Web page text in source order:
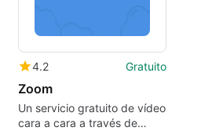
4.2 Gratuito
Zoom
Un servicio gratuito de vídeo
cara a cara a través de